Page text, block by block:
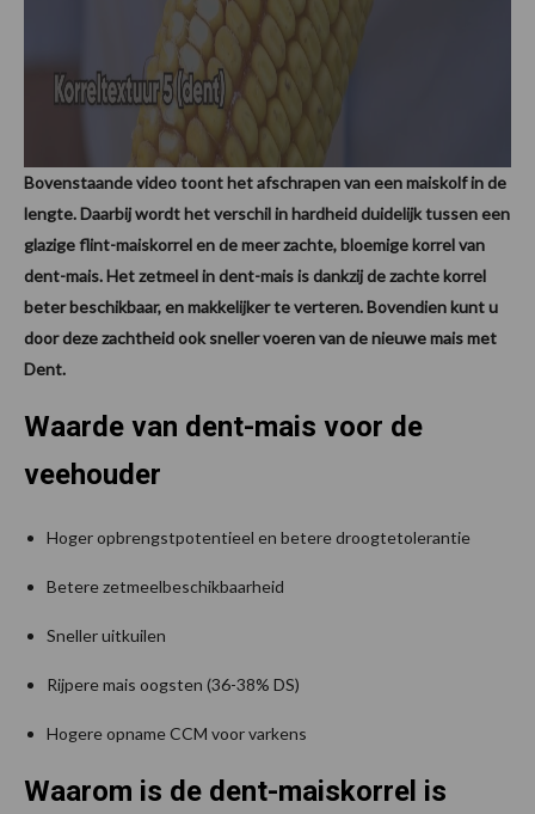
Bovenstaande video toont het afschrapen van een maiskolf in de
lengte. Daarbij wordt het verschil in hardheid duidelijk tussen een
glazige flint-maiskorrel en de meer zachte, bloemige korrel van
dent-mais. Het zetmeel in dent-mais is dankzij de zachte korrel
beter beschikbaar, en makkelijker te verteren. Bovendien kunt u
door deze zachtheid ook sneller voeren van de nieuwe mais met
Dent.
Waarde van dent-mais voor de
veehouder
Hoger opbrengstpotentieel en betere droogtetolerantie
Betere zetmeelbeschikbaarheid
Sneller uitkuilen
Rijpere mais oogsten (36-38% DS)
Hogere opname CCM voor varkens
Waarom is de dent-maiskorrel is